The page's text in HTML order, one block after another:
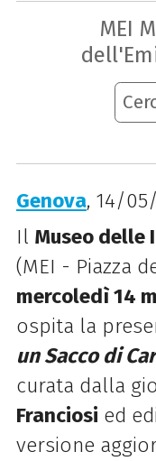
MEI
Genova, 14/
Il Museo delle
(MEI - Piazza
mercoledì 14
ospita la
un Sacco di
curata dalla
Franciosi ed
versione